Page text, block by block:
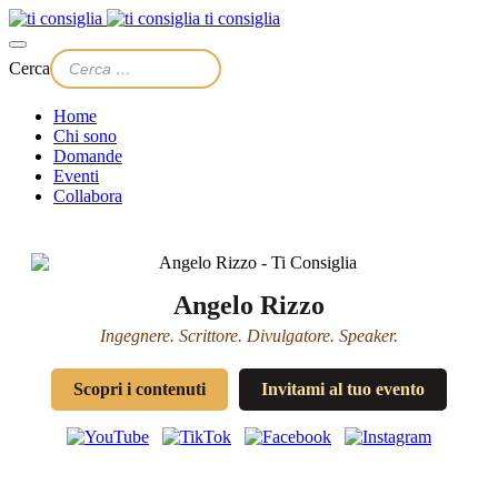
ti consiglia
Cerca
Home
Chi sono
Domande
Eventi
Collabora
Angelo Rizzo
Ingegnere. Scrittore. Divulgatore. Speaker.
Scopri i contenuti Invitami al tuo evento